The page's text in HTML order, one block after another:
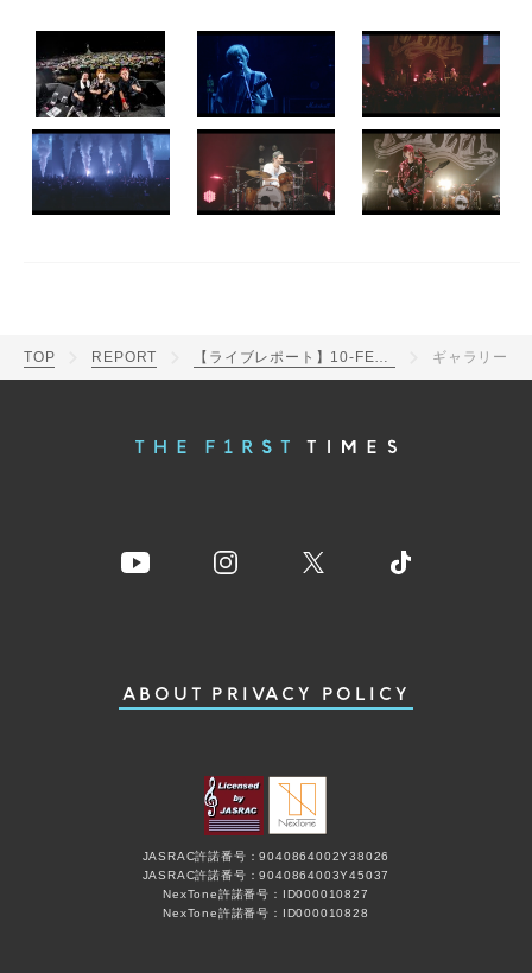
TOP REPORT 【ライブレポート】10-FEET初の韓国単独公演で「第ゼロ感」を3000人の観衆が大合唱 ギャラリー
ABOUT PRIVACY POLICY
JASRAC許諾番号：9040864002Y38026
JASRAC許諾番号：9040864003Y45037
NexTone許諾番号：ID000010827
NexTone許諾番号：ID000010828